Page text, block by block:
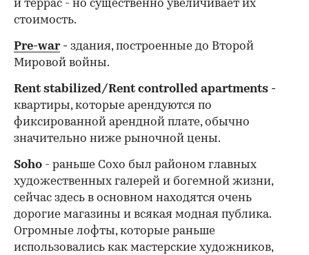
и террас - но существенно увеличивает их
стоимость.
Pre-war- здания, построенные до Второй
Мировой войны.
Rent stabilized/Rent controlled apartments -
квартиры, которые арендуются по
фиксированной арендной плате, обычно
значительно ниже рыночной цены.
Soho - раньше Сохо был районом главных
художественных галерей и богемной жизни,
сейчас здесь в основном находятся очень
дорогие магазины и всякая модная публика.
Огромные лофты, которые раньше
использовались как мастерские художников,